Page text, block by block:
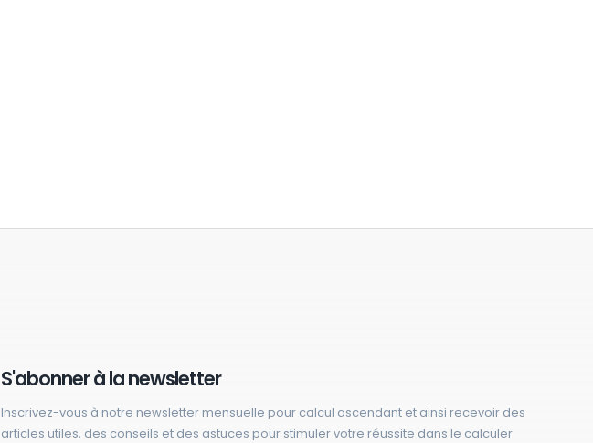
S'abonner à la newsletter
Inscrivez-vous à notre newsletter mensuelle pour calcul ascendant et ainsi recevoir des
articles utiles, des conseils et des astuces pour stimuler votre réussite dans le calculer